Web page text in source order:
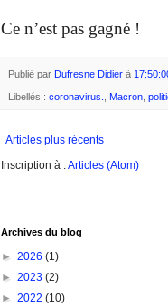
Ce n’est pas gagné !
Publié par Dufresne Didier à
Libellés : coronavirus. Macron
Articles plus récents
Inscription à :Articles (Atom)
Archives du blog
► 2026 (1)
► 2023 (2)
► 2022 (10)